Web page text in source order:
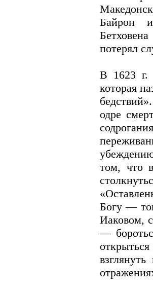
Байрон и
потерял
В 1623 г.
которая
одре
том, что
Богу —
Иаковом,
—